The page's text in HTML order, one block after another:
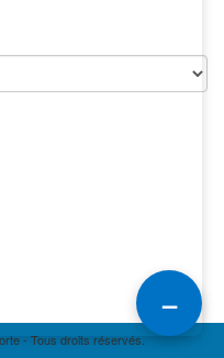
- Tous droits réservés.
–